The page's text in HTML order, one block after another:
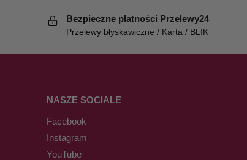
Bezpieczne płatności Przelewy24
Przelewy błyskawiczne / Karta / BLIK
NASZE SOCIALE
Facebook
Instagram
YouTube